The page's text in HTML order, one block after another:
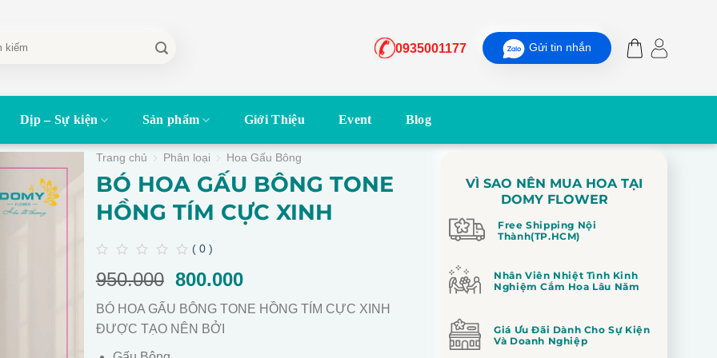
0935001177 Gửi tin nhắn
Dịp – Sự kiện Sản phẩm Giới Thiệu Event Blog
Trang chủ Phân loại Hoa Gấu Bông
BÓ HOA GẤU BÔNG TONE
HỒNG TÍM CỰC XINH
out
5
( 0 )
950.000 Giá
gốc
là:
950.000.
800.000
hiện
tại
BÓ HOA GẤU BÔNG TONE HỒNG TÍM CỰC XINH
ĐƯỢC TẠO NÊN BỞI
VÌ SAO NÊN MUA HOA TẠI
DOMY FLOWER
Free Shipping Nội
Thành(TP.HCM)
Nhân Viên Nhiệt Tình Kinh
Nghiệm Cắm Hoa Lâu Năm
Giá Ưu Đãi Dành Cho Sự Kiện
Và Doanh Nghiệp